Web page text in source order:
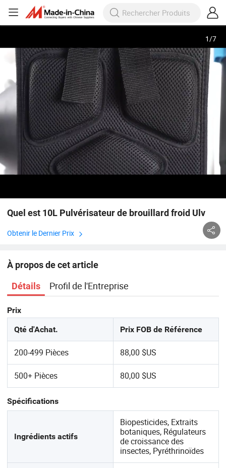
1/7
Quel est 10L Pulvérisateur de brouillard froid Ulv
Obtenir le Dernier Prix
À propos de cet article
Détails Profil de l'Entreprise
Prix
Qté d'Achat. Prix FOB de Référence
200-499 Pièces 88,00 $US
500+ Pièces 80,00 $US
Spécifications
Ingrédients actifs
Biopesticides, Extraits
botaniques, Régulateurs
de croissance des
insectes, Pyréthrinoïdes